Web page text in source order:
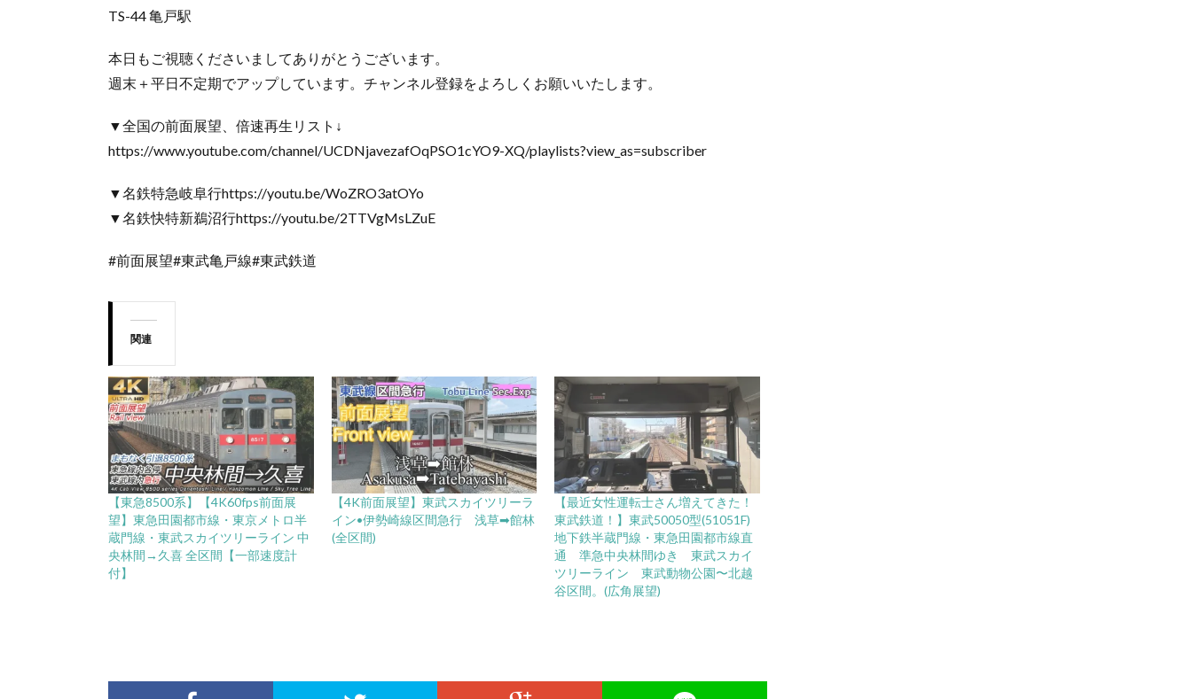
TS-44 亀戸駅
本日もご視聴くださいましてありがとうございます。
週末＋平日不定期でアップしています。チャンネル登録をよろしくお願いいたします。
▼全国の前面展望、倍速再生リスト↓
https://www.youtube.com/channel/UCDNjavezafOqPSO1cYO9-XQ/playlists?view_as=subscriber
▼名鉄特急岐阜行https://youtu.be/WoZRO3atOYo
▼名鉄快特新鵜沼行https://youtu.be/2TTVgMsLZuE
#前面展望#東武亀戸線#東武鉄道
関連
【東急8500系】【4K60fps前面展
望】東急田園都市線・東京メトロ半
蔵門線・東武スカイツリーライン 中
央林間→久喜 全区間【一部速度計
付】
【4K前面展望】東武スカイツリーラ
イン•伊勢崎線区間急行 浅草➡︎館林
(全区間)
【最近女性運転士さん増えてきた！
東武鉄道！】東武50050型(51051F)
地下鉄半蔵門線・東急田園都市線直
通 準急中央林間ゆき 東武スカイ
ツリーライン 東武動物公園〜北越
谷区間。(広角展望)